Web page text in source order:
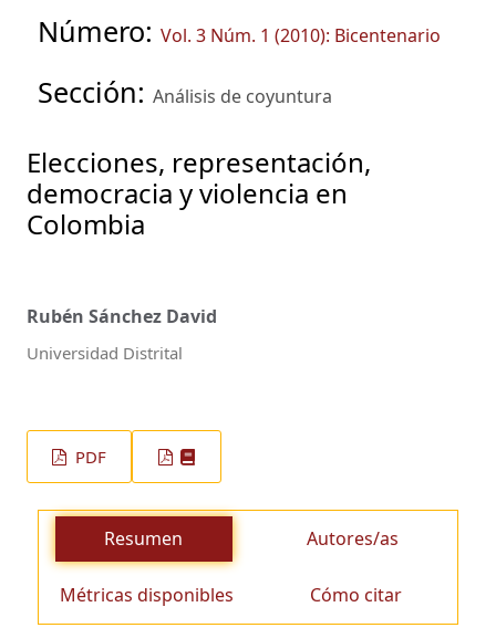
Número: Vol. 3 Núm. 1 (2010): Bicentenario
Sección: Análisis de coyuntura
Elecciones, representación,
democracia y violencia en
Colombia
Rubén Sánchez David
Universidad Distrital
PDF
Resumen Autores/as
Métricas disponibles Cómo citar